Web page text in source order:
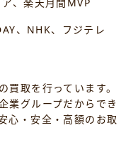
、NHK、フジテレ
取を行っています。
業グループだからでき
心・安全・高額のお取